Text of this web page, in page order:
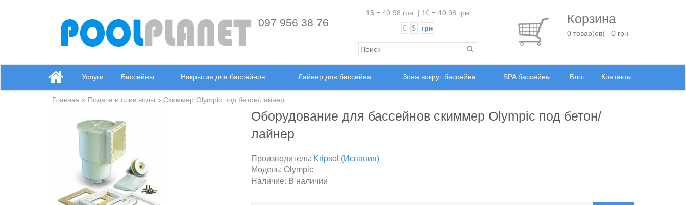
097 956 38 76
1$ = 40.98 грн | 1€ = 40.98 грн
€
$ грн
Корзина
0 товар(ов) - 0 грн
Услуги Бассейны Накрытия для бассейнов Лайнер для бассейна Зона вокруг бассейна SPA бассейны Блог Контакты
Главная » Подача и слив воды » Скиммер Olympic под бетон/лайнер
Оборудование для бассейнов скиммер Olympic под бетон/
лайнер
Производитель: Kripsol (Испания)
Модель: Olympic
Наличие: В наличии